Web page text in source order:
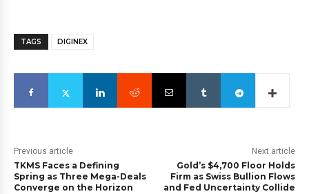
TAGS DIGINEX
Previous article
TKMS Faces a Defining
Spring as Three Mega-Deals
Converge on the Horizon
Next article
Gold’s $4,700 Floor Holds
Firm as Swiss Bullion Flows
and Fed Uncertainty Collide